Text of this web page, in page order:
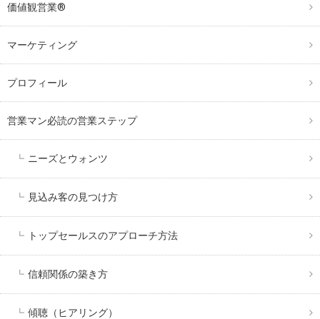
価値観営業®︎
マーケティング
プロフィール
営業マン必読の営業ステップ
ニーズとウォンツ
見込み客の見つけ方
トップセールスのアプローチ方法
信頼関係の築き方
傾聴（ヒアリング）